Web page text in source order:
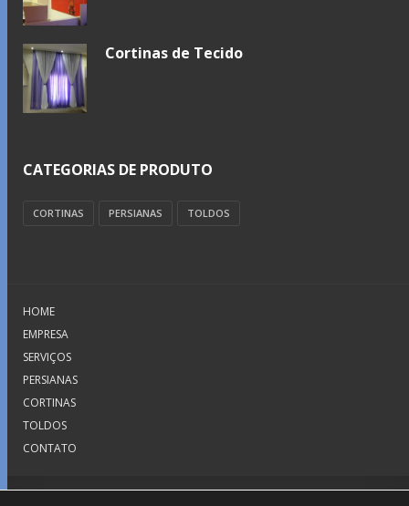
Cortinas de Tecido
CATEGORIAS DE PRODUTO
CORTINAS PERSIANAS TOLDOS
HOME
EMPRESA
SERVIÇOS
PERSIANAS
CORTINAS
TOLDOS
CONTATO